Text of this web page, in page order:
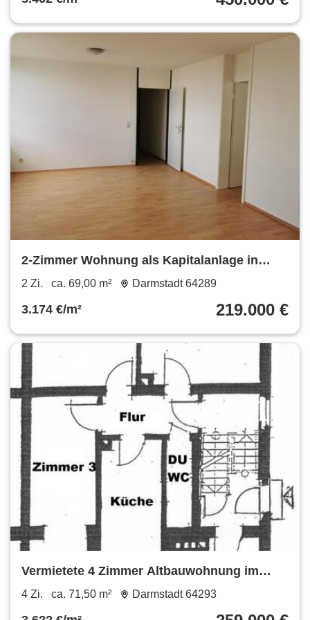
2-Zimmer Wohnung als Kapitalanlage in
Darmstadt Kranichstein
2 Zi. ca. 69,00 m² Darmstadt 64289
3.174 €/m² 219.000 €
Vermietete 4 Zimmer Altbauwohnung im
Hochparterre (71,5 m²)
4 Zi. ca. 71,50 m² Darmstadt 64293